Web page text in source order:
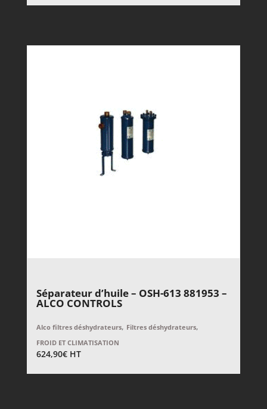
Séparateur d’huile – OSH-613 881953 –
ALCO CONTROLS
Alco filtres déshydrateurs, Filtres déshydrateurs,
FROID ET CLIMATISATION
624,90€ HT